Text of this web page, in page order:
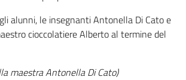
alunni, le insegnanti Antonella Di Cato e
cioccolatiere Alberto al termine del
maestra Antonella Di Cato)